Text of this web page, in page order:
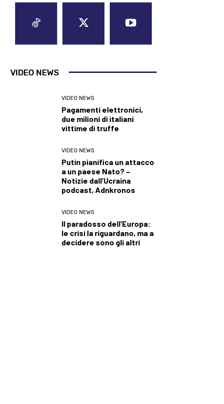
VIDEO NEWS
VIDEO NEWS
Pagamenti elettronici,
due milioni di italiani
vittime di truffe
VIDEO NEWS
Putin pianifica un attacco
a un paese Nato? –
Notizie dall’Ucraina
podcast, Adnkronos
VIDEO NEWS
Il paradosso dell’Europa:
le crisi la riguardano, ma a
decidere sono gli altri